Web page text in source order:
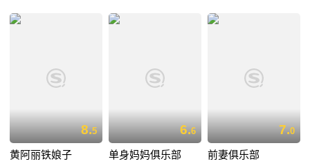
8.5
黄阿丽铁娘子
6.6
单身妈妈俱乐部
7.0
前妻俱乐部